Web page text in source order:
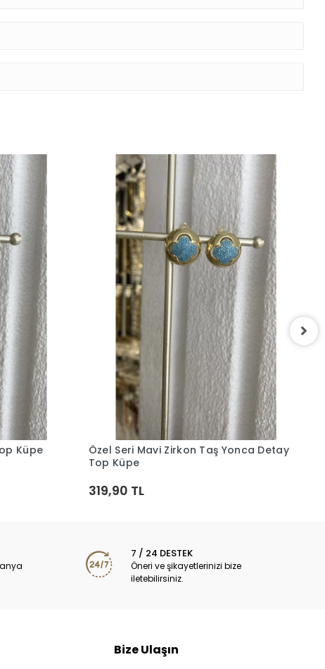
Küpe Sepete Ekle
Özel Seri Mavi Zirkon Taş Yonca Detay
Top Küpe
319,90 TL
7 / 24 DESTEK
Öneri ve şikayetlerinizi bize
iletebilirsiniz.
Bize Ulaşın